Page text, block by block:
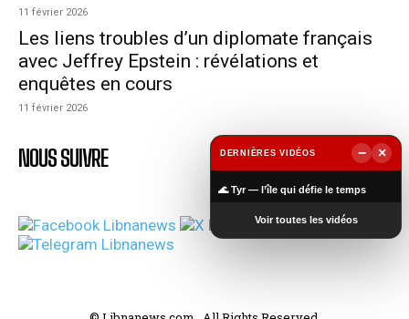
11 février 2026
Les liens troubles d’un diplomate français
avec Jeffrey Epstein : révélations et
enquêtes en cours
11 février 2026
NOUS SUIVRE DERNIÈRES VIDÉOS −
×
🌊 Tyr — l’île qui défie le temps
Voir toutes les vidéos